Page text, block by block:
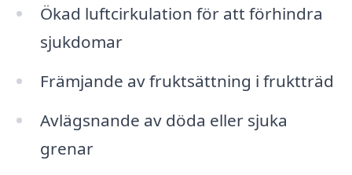
Ökad luftcirkulation för att förhindra
sjukdomar
Främjande av fruktsättning i fruktträd
Avlägsnande av döda eller sjuka
grenar